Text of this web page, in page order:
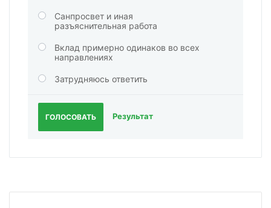
Санпросвет и иная
разъяснительная работа
Вклад примерно одинаков во всех
направлениях
Затрудняюсь ответить
ГОЛОСОВАТЬ Результат